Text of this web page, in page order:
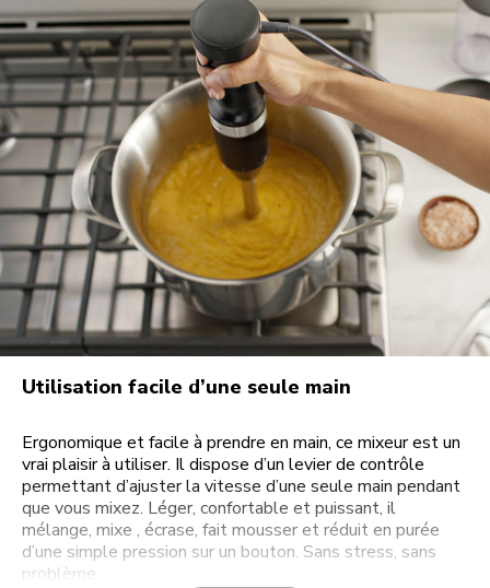
Utilisation facile d’une seule main
Ergonomique et facile à prendre en main, ce mixeur est un
vrai plaisir à utiliser. Il dispose d’un levier de contrôle
permettant d’ajuster la vitesse d’une seule main pendant
que vous mixez. Léger, confortable et puissant, il
mélange, mixe , écrase, fait mousser et réduit en purée
d’une simple pression sur un bouton. Sans stress, sans
problème.